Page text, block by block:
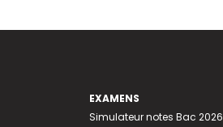
EXAMENS
Simulateur notes Bac 2026